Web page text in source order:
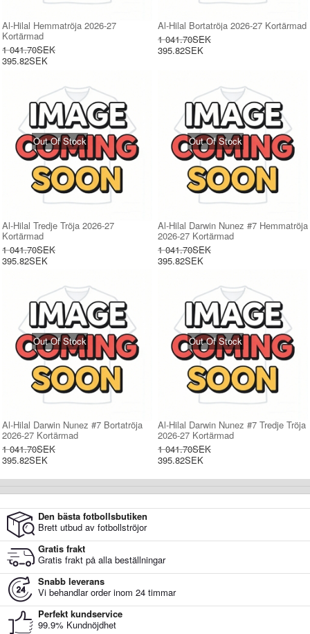
Al-Hilal Hemmatröja 2026-27
Kortärmad
1 041.70SEK
395.82SEK
Al-Hilal Bortatröja 2026-27 Kortärmad
1 041.70SEK
395.82SEK
Out Of Stock
Al-Hilal Tredje Tröja 2026-27
Kortärmad
1 041.70SEK
395.82SEK
Out Of Stock
Al-Hilal Darwin Nunez #7 Hemmatröja
2026-27 Kortärmad
1 041.70SEK
395.82SEK
Out Of Stock
Al-Hilal Darwin Nunez #7 Bortatröja
2026-27 Kortärmad
1 041.70SEK
395.82SEK
Out Of Stock
Al-Hilal Darwin Nunez #7 Tredje Tröja
2026-27 Kortärmad
1 041.70SEK
395.82SEK
Den bästa fotbollsbutiken
Brett utbud av fotbollströjor
Gratis frakt
Gratis frakt på alla beställningar
Snabb leverans
Vi behandlar order inom 24 timmar
Perfekt kundservice
99.9% Kundnöjdhet